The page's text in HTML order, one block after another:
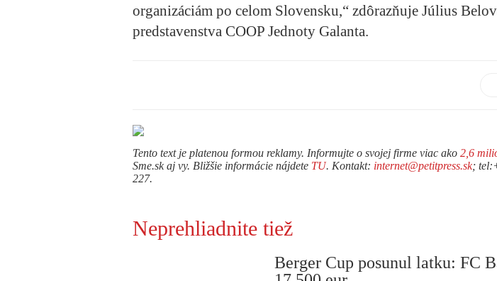
organizáciám po celom Slovensku,“ zdôrazňuje Július
predstavenstva COOP Jednoty Galanta.
Tento text je platenou formou reklamy. Informujte o svojej firme viac ako 2,6
Sme.sk aj vy. Bližšie informácie nájdete TU. Kontakt: internet@petitpress.sk;
227.
Neprehliadnite tiež
Berger Cup posunul latku: FC